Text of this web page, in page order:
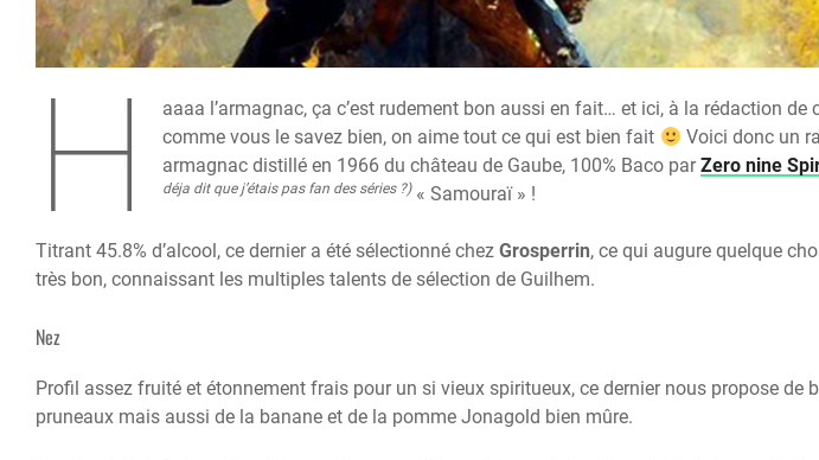
H
aaaa l’armagnac, ça c’est rudement bon aussi en fait… et ici, à la rédaction de
comme vous le savez bien, on aime tout ce qui est bien fait
Voici donc un
armagnac distillé en 1966 du château de Gaube, 100% Baco parZero nine
déja dit que j’étais pas fan des séries ?)« Samouraï » !
Titrant 45.8% d’alcool, ce dernier a été sélectionné chez Grosperrin, ce qui augure quelque
très bon, connaissant les multiples talents de sélection de Guilhem.
Nez
Profil assez fruité et étonnement frais pour un si vieux spiritueux, ce dernier nous propose de
pruneaux mais aussi de la banane et de la pomme Jonagold bien mûre.